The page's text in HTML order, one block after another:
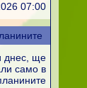
07:00
днес, ще
само в